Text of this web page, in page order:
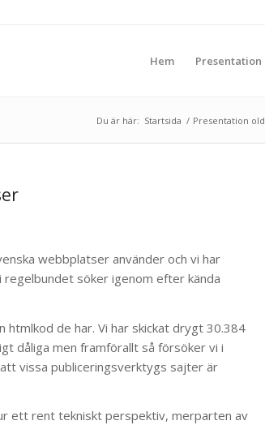
Hem Presentation
Du är här: Startsida / Presentation old
webbplatser använder och vi har
söker igenom efter kända
de har. Vi har skickat drygt 30.384
dåliga men framförallt så försöker vi i
vissa publiceringsverktygs sajter är
ett rent tekniskt perspektiv, merparten av